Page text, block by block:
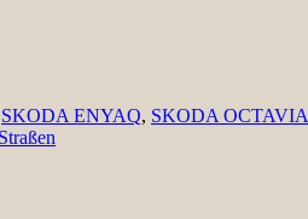
SKODA ENYAQ, SKODA OCTAVIA